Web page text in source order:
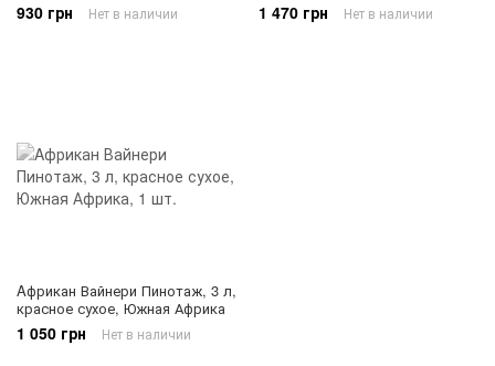
930 грн Нет в наличии 1 470 грн Нет в наличии
Aфрикан Вайнери Пинотаж, 3 л,
красное сухое, Южная Африка
1 050 грн Нет в наличии